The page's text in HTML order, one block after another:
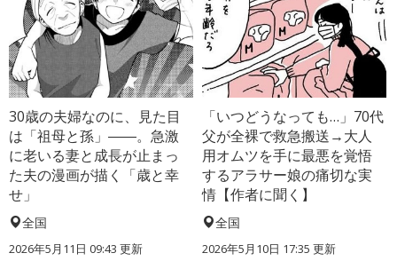
30歳の夫婦なのに、見た目
は「祖母と孫」――。急激
に老いる妻と成長が止まっ
た夫の漫画が描く「歳と幸
せ」
全国
2026年5月11日 09:43 更新
「いつどうなっても…」70代
父が全裸で救急搬送→大人
用オムツを手に最悪を覚悟
するアラサー娘の痛切な実
情【作者に聞く】
全国
2026年5月10日 17:35 更新